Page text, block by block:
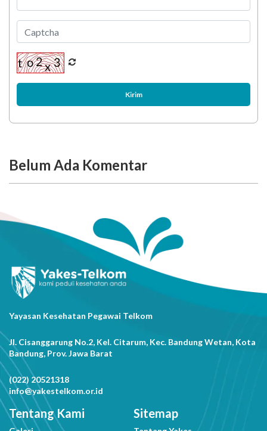
Kirim
Belum Ada Komentar
Yayasan Kesehatan Pegawai Telkom
Jl. Cisanggarung No.2, Kel. Citarum, Kec. Bandung Wetan, Kota
Bandung, Prov. Jawa Barat
(022) 20521318
info@yakestelkom.or.id
Tentang Kami Sitemap